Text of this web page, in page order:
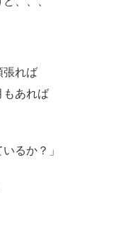
張れば
もあれば
るか？」